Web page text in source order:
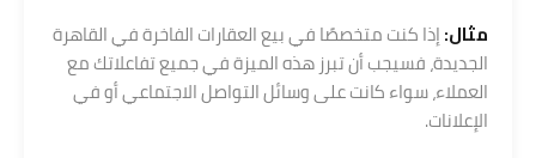
مثال:إذا كنت متخصصًا في بيع العقارات الفاخرة في القاهرة
الجديدة، فسيجب أن تبرز هذه الميزة في جميع تفاعلاتك مع
العملاء، سواء كانت على وسائل التواصل الاجتماعي أو في
الإعلانات.